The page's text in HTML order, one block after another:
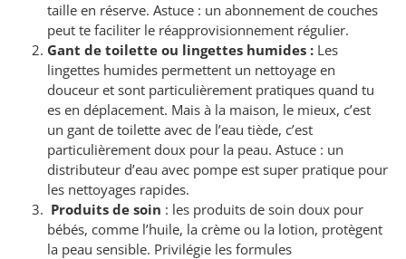
taille en réserve. Astuce : un abonnement de couches
peut te faciliter le réapprovisionnement régulier.
Gant de toilette ou lingettes humides : Les
lingettes humides permettent un nettoyage en
douceur et sont particulièrement pratiques quand tu
es en déplacement. Mais à la maison, le mieux, c’est
un gant de toilette avec de l’eau tiède, c’est
particulièrement doux pour la peau. Astuce : un
distributeur d’eau avec pompe est super pratique pour
les nettoyages rapides.
Produits de soin : les produits de soin doux pour
bébés, comme l’huile, la crème ou la lotion, protègent
la peau sensible. Privilégie les formules